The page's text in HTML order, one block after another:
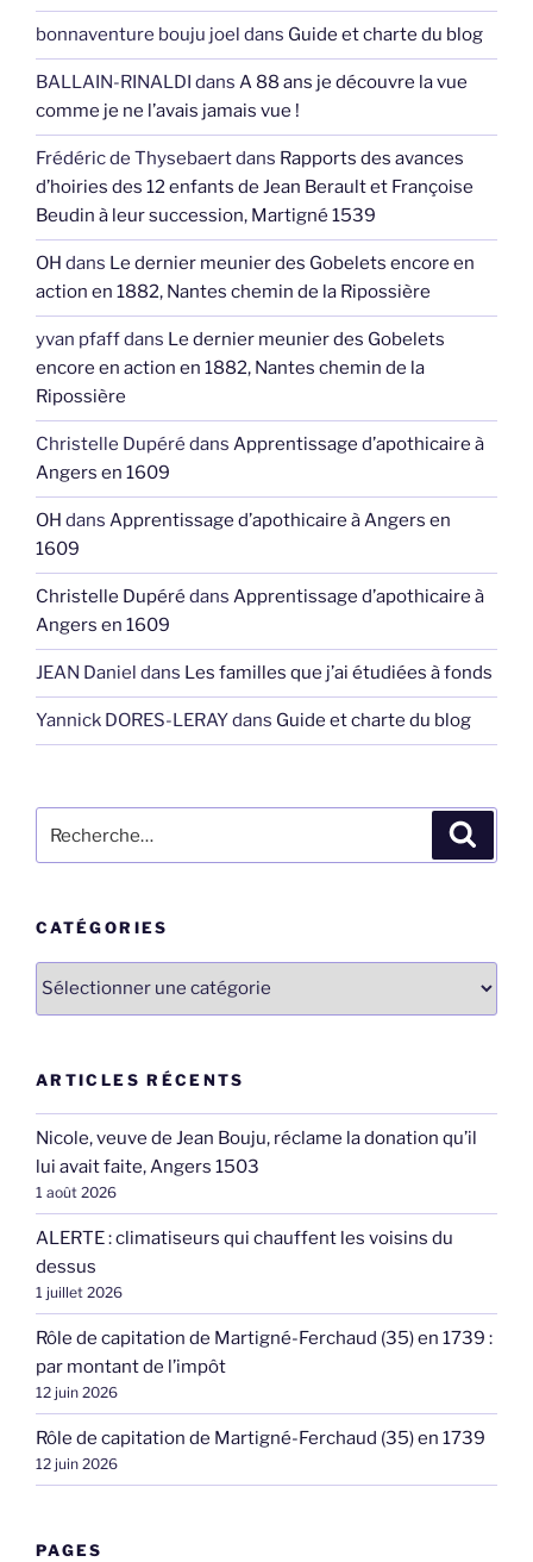
bonnaventure bouju joel dans Guide et charte du blog
BALLAIN-RINALDI dans A 88 ans je découvre la vue
comme je ne l’avais jamais vue !
Frédéric de Thysebaertdans Rapports des avances
d’hoiries des 12 enfants de Jean Berault et Françoise
Beudin à leur succession, Martigné 1539
OH dans Le dernier meunier des Gobelets encore en
action en 1882, Nantes chemin de la Ripossière
yvan pfaffdans Le dernier meunier des Gobelets
encore en action en 1882, Nantes chemin de la
Ripossière
Christelle Dupéré dans Apprentissage d’apothicaire à
Angers en 1609
OH dans Apprentissage d’apothicaire à Angers en
1609
Christelle Dupéré dans Apprentissage d’apothicaire à
Angers en 1609
JEAN Daniel dans Les familles que j’ai étudiées à fonds
Yannick DORES-LERAYdans Guide et charte du blog
pour
CATÉGORIES
Catégories
ARTICLES RÉCENTS
Nicole, veuve de Jean Bouju, réclame la donation qu’il
lui avait faite, Angers 1503
1 août 2026
ALERTE : climatiseurs qui chauffent les voisins du
dessus
1 juillet 2026
Rôle de capitation de Martigné-Ferchaud (35) en 1739 :
par montant de l’impôt
12 juin 2026
Rôle de capitation de Martigné-Ferchaud (35) en 1739
12 juin 2026
PAGES